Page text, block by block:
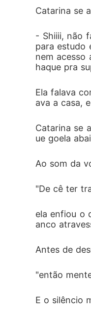
Catarina se
- Shiiii, não
para estudo
nem acesso
haque pra
Ela falava
ava a casa,
Catarina se
ue goela
Ao som da
"De cê ter
ela enfiou o
anco
Antes de
"então
E o silêncio